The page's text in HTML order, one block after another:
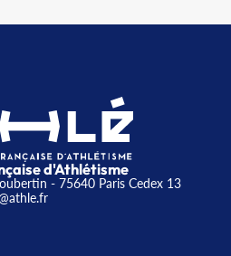
d'Athlétisme
- 75640 Paris Cedex 13